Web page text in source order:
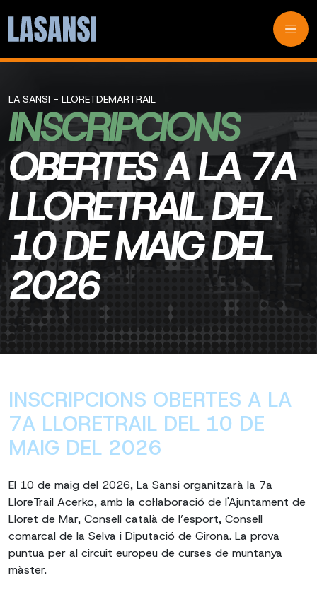
LA SANSI - LLORETDEMARTRAIL
INSCRIPCIONS
OBERTES A LA 7A
LLORETRAIL DEL
10 DE MAIG DEL
2026
INSCRIPCIONS OBERTES A LA
7A LLORETRAIL DEL 10 DE
MAIG DEL 2026
El 10 de maig del 2026, La Sansi organitzarà la 7a
LloreTrail Acerko, amb la col·laboració de l'Ajuntament de
Lloret de Mar, Consell català de l’esport, Consell
comarcal de la Selva i Diputació de Girona. La prova
puntua per al circuit europeu de curses de muntanya
màster.